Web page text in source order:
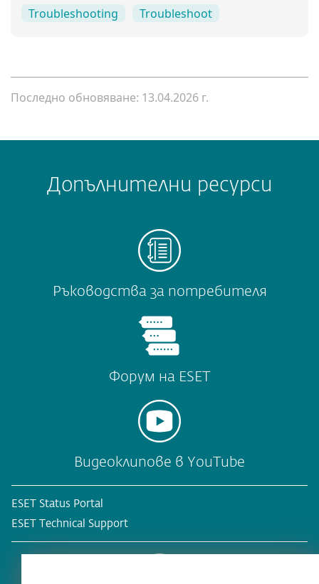
Troubleshooting
Troubleshoot
Последно обновяване: 13.04.2026 г.
Допълнителни ресурси
Ръководства за потребителя
Форум на ESET
Видеоклипове в YouTube
ESET Status Portal
ESET Technical Support